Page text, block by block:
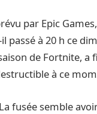
par Epic
passé à 20 h ce
de Fortnite,
à ce
fusée semble